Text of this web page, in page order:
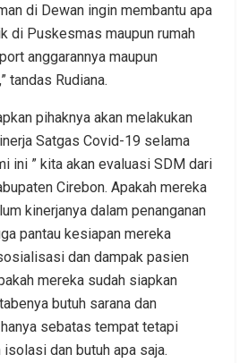
di Dewan ingin membantu apa
di Puskesmas maupun rumah
anggarannya maupun
tandas Rudiana.
pihaknya akan melakukan
Satgas Covid-19 selama
ini ” kita akan evaluasi SDM dari
Cirebon. Apakah mereka
kinerjanya dalam penanganan
pantau kesiapan mereka
dan dampak pasien
mereka sudah siapkan
butuh sarana dan
sebatas tempat tetapi
dan butuh apa saja.